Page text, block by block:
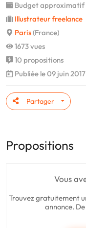
Budget approximatif
Illustrateur freelance
Paris(France)
1673 vues
10 propositions
Publiée le 09 juin
Partager
Propositions
Vous
Trouvez gratuitement
annonce.